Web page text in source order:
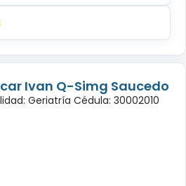
Ivan Q-Simg Saucedo
Geriatría Cédula: 30002010